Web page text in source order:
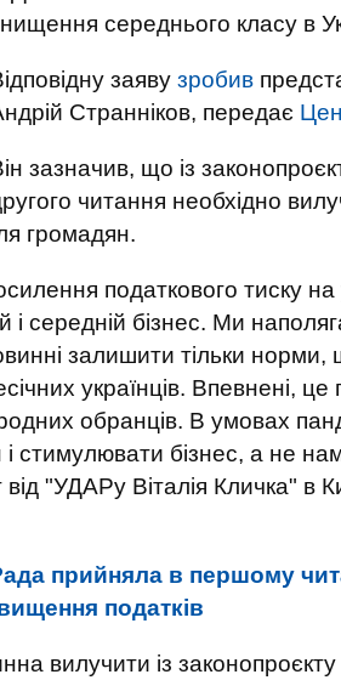
середнього класу в
заяву зробив
Странніков, передає
зазначив, що із
читання необхідно
громадян.
податкового тиску на
середній бізнес. Ми
залишити тільки
українців. Впевнені,
обранців. В умовах
стимулювати бізнес, а не
"УДАРу Віталія Кличка" в
прийняла в першому
податків
вилучити із